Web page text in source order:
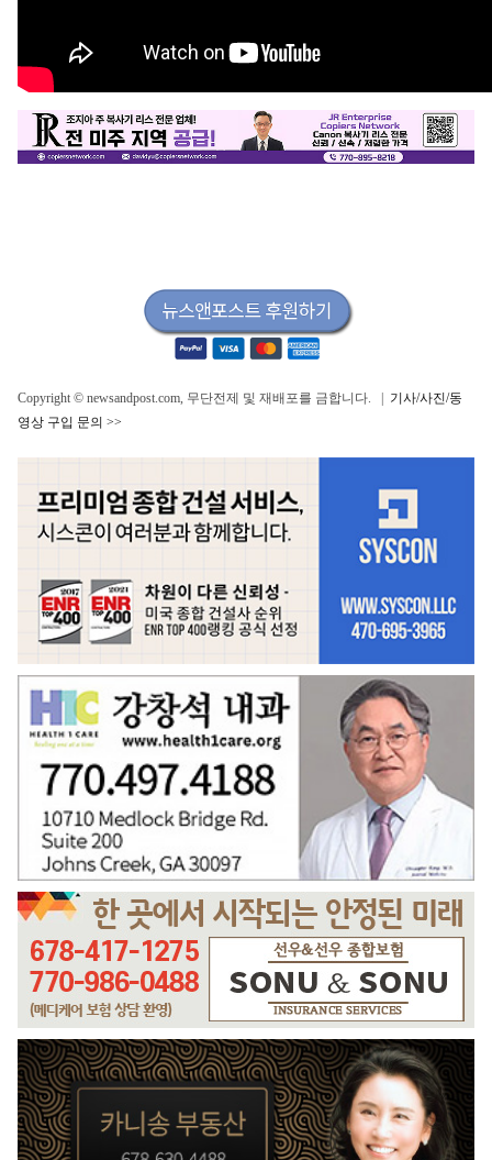
Copyright © newsandpost.com, 무단전제 및 재배포를 금합니다. | 기사/사진/동
영상 구입 문의 >>